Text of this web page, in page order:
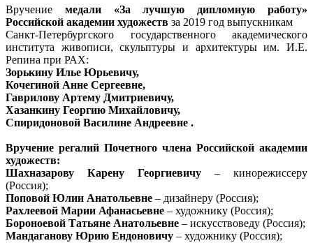
Вручение медали «За лучшую дипломную работу»
Российской академии художеств за 2019 год выпускникам
Санкт-Петербургского государственного академического
института живописи, скульптуры и архитектуры им. И.Е.
Репина при РАХ:
Зорькину Илье Юрьевичу,
Кочегиной Анне Сергеевне,
Гаврилову Артему Дмитриевичу,
Хазанкину Георгию Михайловичу,
Спиридоновой Василине Андреевне .
Вручение регалий Почетного члена Российской академии
художеств:
Шахназарову Карену Георгиевичу – кинорежиссеру
(Россия);
Поповой Юлии Анатольевне – дизайнеру (Россия);
Рахлеевой Марии Афанасьевне – художнику (Россия);
Бороноевой Татьяне Анатольевне – искусствоведу (Россия);
Мандаганову Юрию Ендоновичу – художнику (Россия);